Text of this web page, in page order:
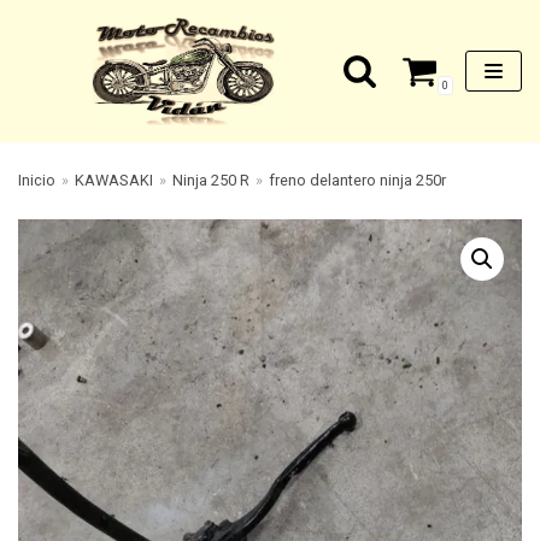
0
Inicio » KAWASAKI » Ninja 250 R » freno delantero ninja 250r